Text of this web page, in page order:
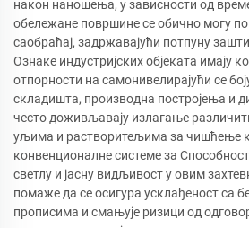
након наношења, у зависности од
обележане површине се обично могу
саобраћај, задржавајући потпуну
Ознаке индустријских објеката имају
отпорности на самонивелирајући се
складишта, производна постројења и
често доживљавају излагање
уљима и растворитељима за чишћење
конвенционалне системе за
светлу и јасну видљивост у овим
помаже да се осигура усклађеност са
прописима и смањује ризици од